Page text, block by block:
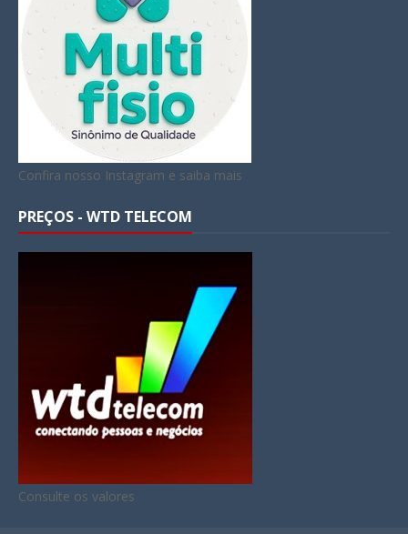
Confira nosso Instagram e saiba mais
PREÇOS - WTD TELECOM
Consulte os valores